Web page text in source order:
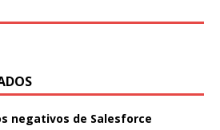
negativos de Salesforce